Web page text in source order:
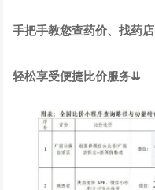
手把手教您查药价、找药店
轻松享受便捷比价服务⇊